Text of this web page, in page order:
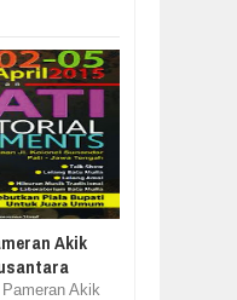
Akik
Akik